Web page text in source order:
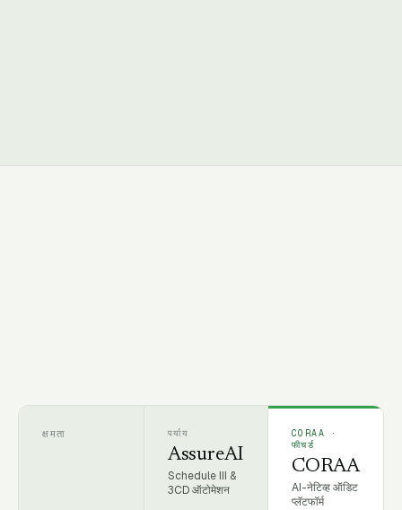
क्षमता पर्याय
AssureAI
Schedule III &
3CD ऑटोमेशन
CORAA ·
फीचर्ड
CORAA
AI-नेटिव्ह ऑडिट
प्लॅटफॉर्म